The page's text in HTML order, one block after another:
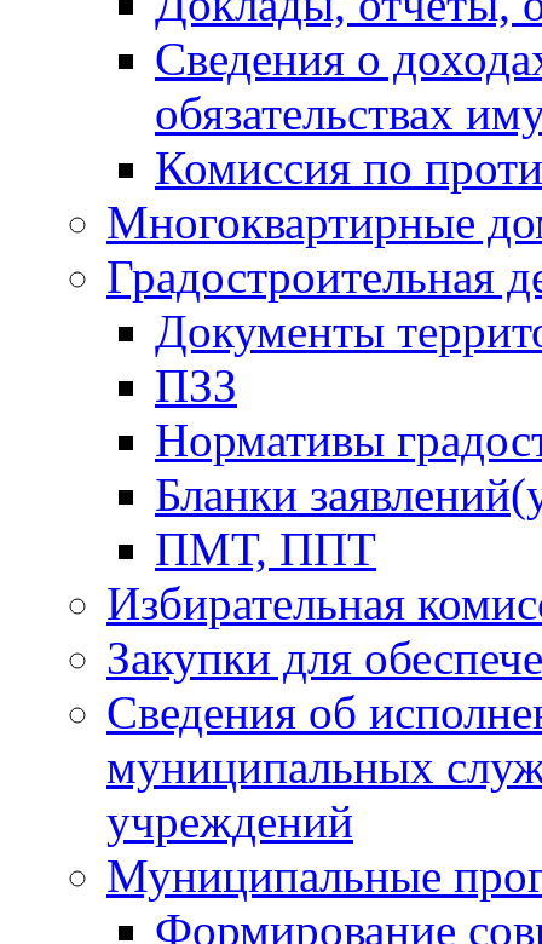
Сведения о
обязательствах
Комиссия по
Многоквартирные
Градостроительная
Документы
ПЗЗ
Нормативы
Бланки
ПМТ, ППТ
Избирательная
Закупки для
Сведения об
муниципальных
учреждений
Муниципальные
Формирование